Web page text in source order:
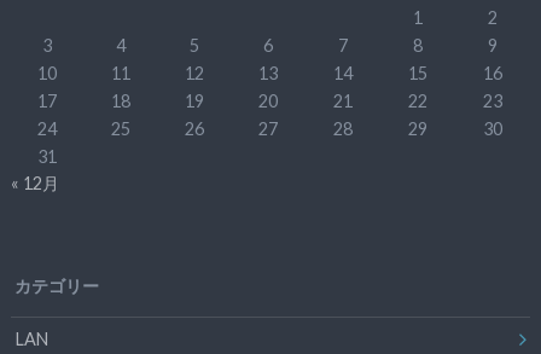
1
2
3
4 5 6 7 8
9
10
11 12 13 14 15
16
17
18 19 20 21 22
23
24
25 26 27 28 29
30
31
« 12月
カテゴリー
LAN